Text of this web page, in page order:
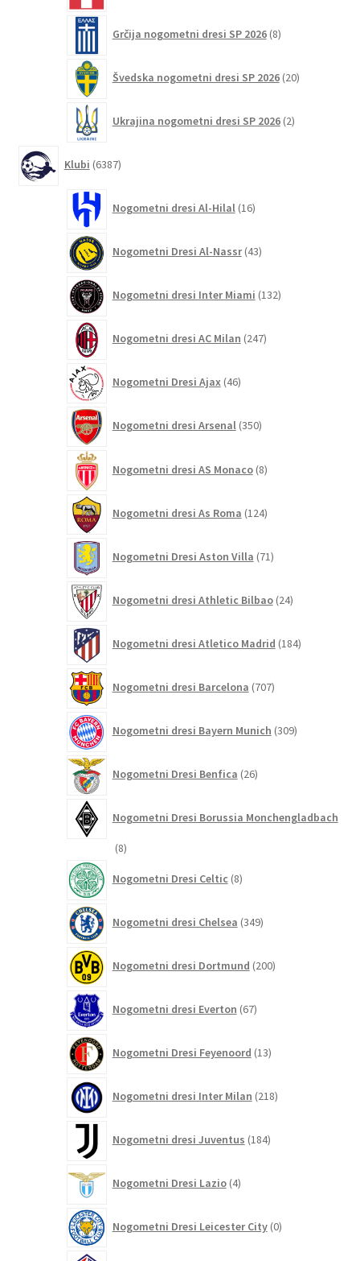
Grčija nogometni dresi SP 2026 8izdelkov
Švedska nogometni dresi SP 2026 20izdelkov
Ukrajina nogometni dresi SP 2026 2izdelka
Klubi 6387izdelkov
Nogometni dresi Al-Hilal 16izdelkov
Nogometni Dresi Al-Nassr 43izdelkov
Nogometni dresi Inter Miami 132izdelkov
Nogometni dresi AC Milan 247izdelkov
Nogometni Dresi Ajax 46izdelkov
Nogometni dresi Arsenal 350izdelkov
Nogometni dresi AS Monaco 8izdelkov
Nogometni dresi As Roma 124izdelkov
Nogometni Dresi Aston Villa 71izdelkov
Nogometni dresi Athletic Bilbao 24izdelkov
Nogometni dresi Atletico Madrid 184izdelkov
Nogometni dresi Barcelona 707izdelkov
Nogometni dresi Bayern Munich 309izdelkov
Nogometni Dresi Benfica 26izdelkov
Nogometni Dresi Borussia Monchengladbach
88
Nogometni Dresi Celtic 8izdelkov
Nogometni dresi Chelsea 349izdelkov
Nogometni dresi Dortmund 200izdelkov
Nogometni dresi Everton 67izdelkov
Nogometni Dresi Feyenoord 13izdelkov
Nogometni dresi Inter Milan 218izdelkov
Nogometni dresi Juventus 184izdelkov
Nogometni Dresi Lazio 4izdelki
Nogometni Dresi Leicester City 0izdelkov